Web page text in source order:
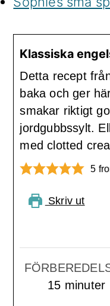
Klassiska
Detta recept
baka och ger
smakar riktigt
jordgubbssylt.
med clotted
5
Skriv ut
15minuter
minuter